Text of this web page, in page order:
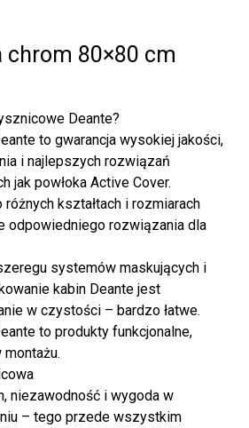
chrom 80×80 cm
Deante?
to gwarancja wysokiej jakości,
i najlepszych rozwiązań
jak powłoka Active Cover.
kształtach i rozmiarach
odpowiedniego rozwiązania dla
systemów maskujących i
kabin Deante jest
w czystości – bardzo łatwe.
to produkty funkcjonalne,
niezawodność i wygoda w
– tego przede wszystkim